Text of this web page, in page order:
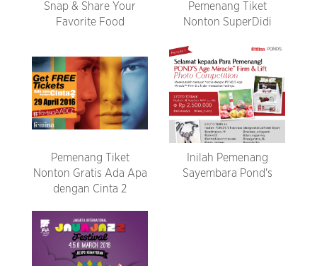
Snap & Share Your
Favorite Food
Pemenang Tiket
Nonton SuperDidi
Pemenang Tiket
Nonton Gratis Ada Apa
dengan Cinta 2
Inilah Pemenang
Sayembara Pond's